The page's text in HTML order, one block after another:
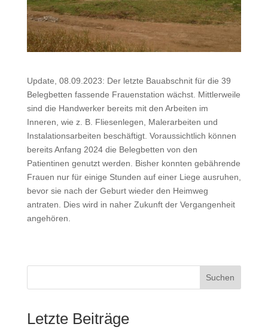
Update, 08.09.2023: Der letzte Bauabschnit für die 39
Belegbetten fassende Frauenstation wächst. Mittlerweile
sind die Handwerker bereits mit den Arbeiten im
Inneren, wie z. B. Fliesenlegen, Malerarbeiten und
Instalationsarbeiten beschäftigt. Voraussichtlich können
bereits Anfang 2024 die Belegbetten von den
Patientinen genutzt werden. Bisher konnten gebährende
Frauen nur für einige Stunden auf einer Liege ausruhen,
bevor sie nach der Geburt wieder den Heimweg
antraten. Dies wird in naher Zukunft der Vergangenheit
angehören.
Suchen
Letzte Beiträge